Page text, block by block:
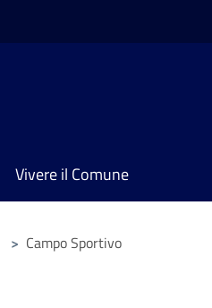
Vivere il Comune
> Campo Sportivo